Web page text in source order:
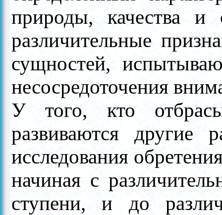
природы, качества и
различительные
сущностей,
несосредоточения
У того, кто
развиваются другие
исследования
начиная с
ступени, и до